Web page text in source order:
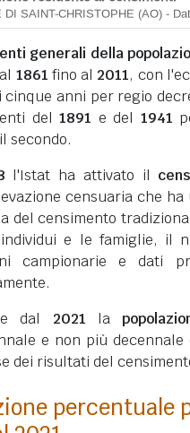
generali della
1861 fino al 2011, con
cinque anni per regio
del1891 e del 1941
secondo.
l'Istat ha attivato il
censuaria che
del censimento
e le famiglie, il
campionarie e dati
dal 2021 la
e non più
dei risultati del
percentuale